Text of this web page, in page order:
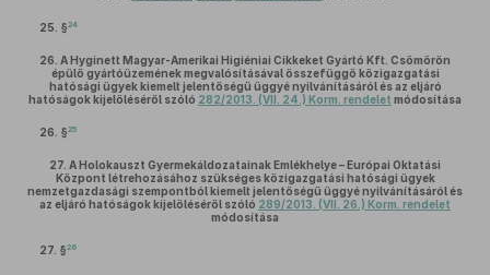
25. §24
26. A Hyginett Magyar-Amerikai Higiéniai Cikkeket Gyártó Kft. Csömörön
épülő gyártóüzemének megvalósításával összefüggő közigazgatási
hatósági ügyek kiemelt jelentőségű üggyé nyilvánításáról és az eljáró
hatóságok kijelöléséről szóló 282/2013. (VII. 24.) Korm. rendelet módosítása
26. §25
27. A Holokauszt Gyermekáldozatainak Emlékhelye – Európai Oktatási
Központ létrehozásához szükséges közigazgatási hatósági ügyek
nemzetgazdasági szempontból kiemelt jelentőségű üggyé nyilvánításáról és
az eljáró hatóságok kijelöléséről szóló 289/2013. (VII. 26.) Korm. rendelet
módosítása
27. §26